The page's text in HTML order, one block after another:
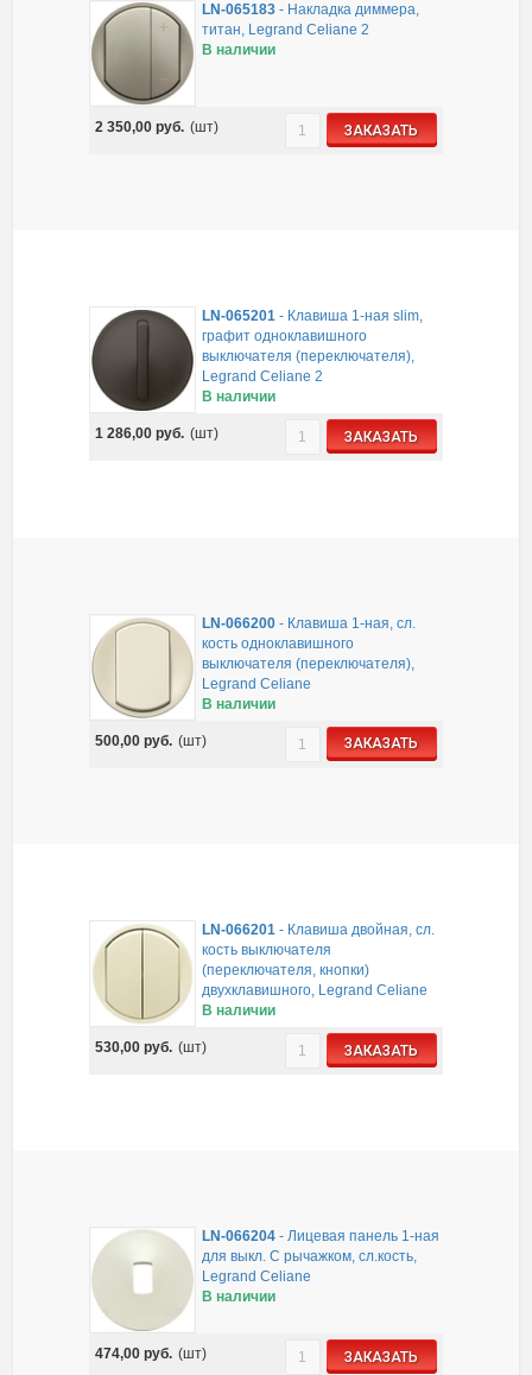
LN-065183 - Накладка диммера,
титан, Legrand Celiane 2
В наличии
2 350,00руб. (шт) ЗАКАЗАТЬ
LN-065201 - Клавиша 1-ная slim,
графит одноклавишного
выключателя (переключателя),
Legrand Celiane 2
В наличии
1 286,00руб. (шт) ЗАКАЗАТЬ
LN-066200 - Клавиша 1-ная, сл.
кость одноклавишного
выключателя (переключателя),
Legrand Celiane
В наличии
500,00руб. (шт) ЗАКАЗАТЬ
LN-066201 - Клавиша двойная, сл.
кость выключателя
(переключателя, кнопки)
двухклавишного, Legrand Celiane
В наличии
530,00руб. (шт) ЗАКАЗАТЬ
LN-066204 -Лицевая панель 1-ная
для выкл. С рычажком, сл.кость,
Legrand Celiane
В наличии
474,00руб. (шт) ЗАКАЗАТЬ